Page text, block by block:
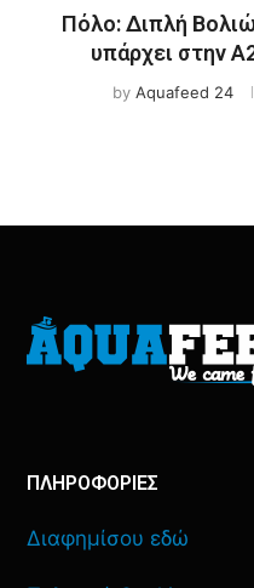
Πόλο: Διπλή
υπάρχει στην
by Aquafeed 24
ΠΛΗΡΟΦΟΡΙΕΣ
Διαφημίσου εδώ